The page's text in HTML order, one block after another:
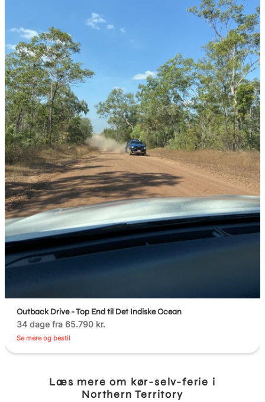
Outback Drive - Top End til Det Indiske Ocean
34 dage fra 65.790 kr.
Se mere og bestil
Læs mere om kør-selv-ferie i
Northern Territory